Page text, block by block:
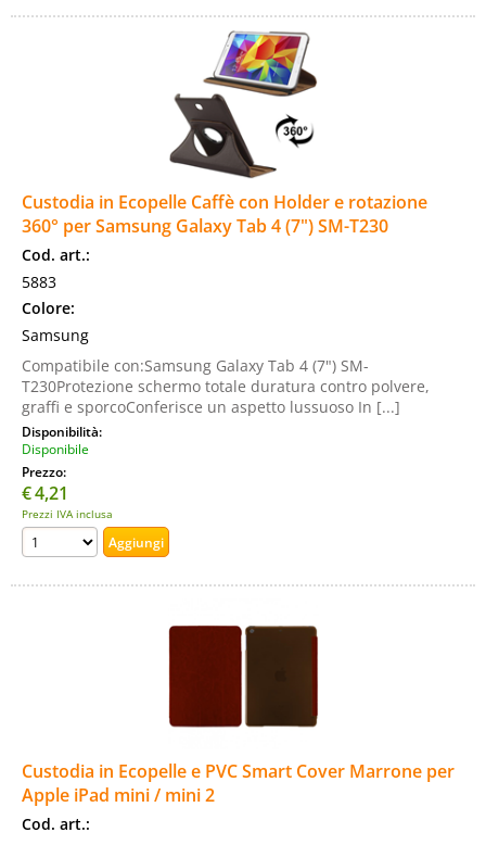
Custodia in Ecopelle Caffè con Holder e rotazione
360° per Samsung Galaxy Tab 4 (7") SM-T230
Cod. art.:
5883
Colore:
Samsung
Compatibile con:Samsung Galaxy Tab 4 (7") SM-
T230Protezione schermo totale duratura contro polvere,
graffi e sporcoConferisce un aspetto lussuoso In [...]
Disponibilità:
Disponibile
Prezzo:
€4,21
Prezzi IVA inclusa
Custodia in Ecopelle e PVC Smart Cover Marrone per
Apple iPad mini / mini 2
Cod. art.: